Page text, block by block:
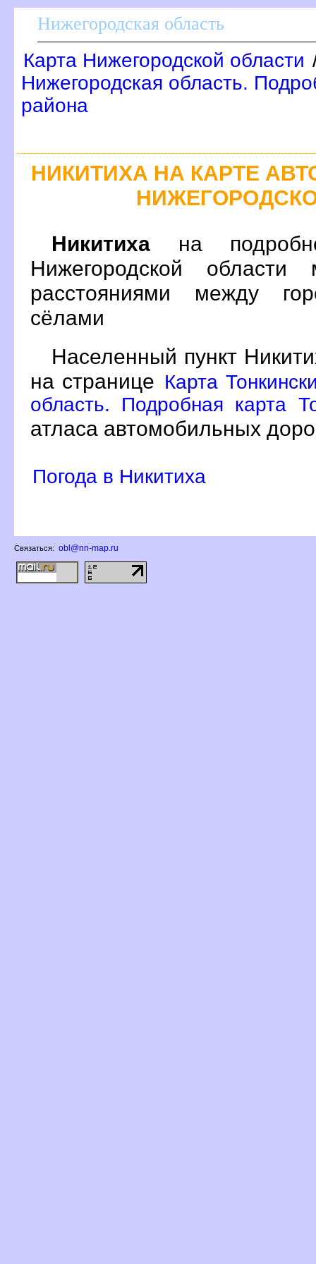
Нижегородская область
Карта Нижегородской области
Нижегородская область.
района
НИКИТИХА НА КАРТЕ
Никитиха на
Нижегородской
расстояниями между
сёлами
Населенный пункт
на странице Карта
область. Подробная карта
атласа автомобильных
Погода в Никитиха
Связаться: obl@nn-map.ru